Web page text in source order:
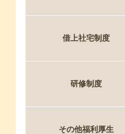
借上社宅制度
研修制度
その他福利厚生